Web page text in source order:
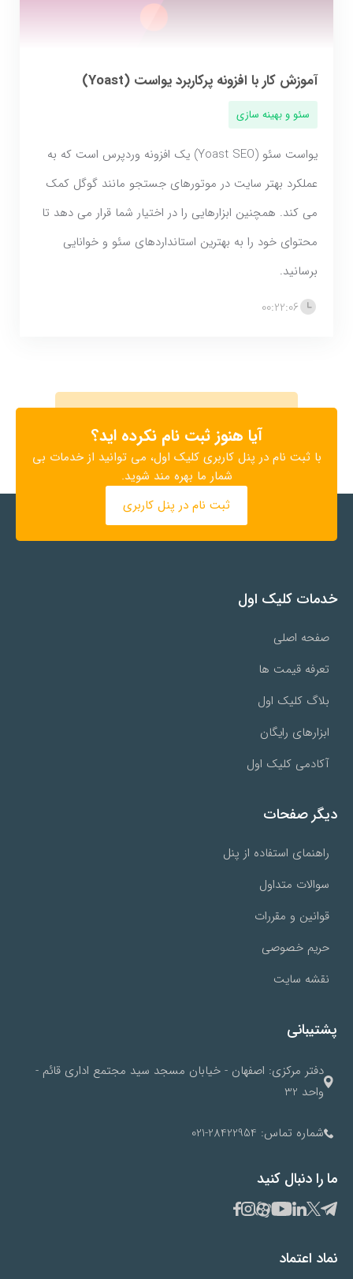
آموزش کار با افزونه پرکاربرد یواست (Yoast)
سئو و بهینه سازی
یواست سئو (Yoast SEO) یک افزونه وردپرس است که به
عملکرد بهتر سایت در موتورهای جستجو مانند گوگل کمک
می کند. همچنین ابزارهایی را در اختیار شما قرار می دهد تا
محتوای خود را به بهترین استانداردهای سئو و خوانایی
برسانید.
00:22:06
آیا هنوز ثبت نام نکرده اید؟
با ثبت نام در پنل کاربری کلیک اول، می توانید از خدمات بی
شمار ما بهره مند شوید.
ثبت نام در پنل کاربری
خدمات کلیک اول
صفحه اصلی
تعرفه قیمت ها
بلاگ کلیک اول
ابزارهای رایگان
آکادمی کلیک اول
دیگر صفحات
راهنمای استفاده از پنل
سوالات متداول
قوانین و مقررات
حریم خصوصی
نقشه سایت
پشتیبانی
دفتر مرکزی: اصفهان - خیابان مسجد سید مجتمع اداری قائم -
واحد 32
شماره تماس: 28422954-021
ما را دنبال کنید
نماد اعتماد